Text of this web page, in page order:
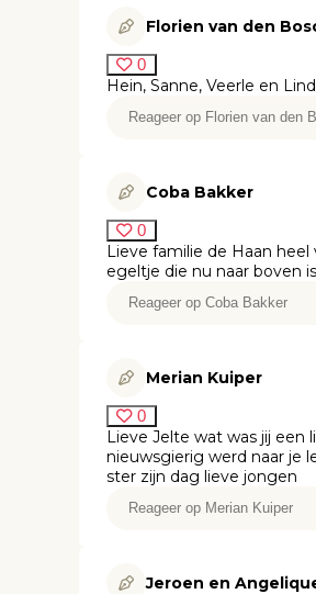
Florien van den
0
Hein, Sanne, Veerle en
Coba Bakker
0
Lieve familie de Haan
egeltje die nu naar boven
Merian Kuiper
0
Lieve Jelte wat was jij een
nieuwsgierig werd naar je
ster zijn dag lieve jongen
Jeroen en